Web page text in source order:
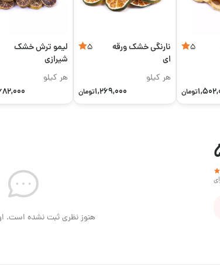
5
تومان
نارنگی خشک ورقه
ای
5
هر کیلو
1,269,000تومان
لیمو ترش خشک
شیرازی
هر کیلو
هنوز نظری ثبت نشده است.